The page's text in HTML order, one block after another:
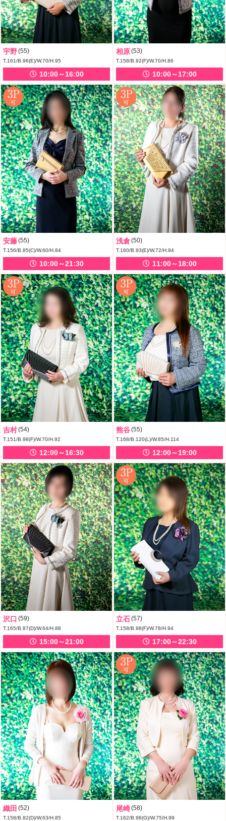
宇野(55)
T.161/B.96(E)/W.70/H.95
10:00～16:00
相原(53)
T.158/B.92(F)/W.70/H.86
10:00～17:00
安藤(55)
T.156/B.85(C)/W.60/H.84
10:00～21:30
浅倉(50)
T.160/B.93(E)/W.72/H.94
11:00～18:00
吉村(54)
T.151/B.98(F)/W.70/H.92
12:00～16:30
熊谷(55)
T.168/B.120(L)/W.85/H.114
12:00～19:00
沢口 (59)
T.165/B.87(D)/W.64/H.88
15:00～21:00
立石(57)
T.158/B.98(F)/W.78/H.94
17:00～22:30
織田 (52)
T.158/B.82(D)/W.63/H.85
尾崎(58)
T.162/B.98(G)/W.75/H.99